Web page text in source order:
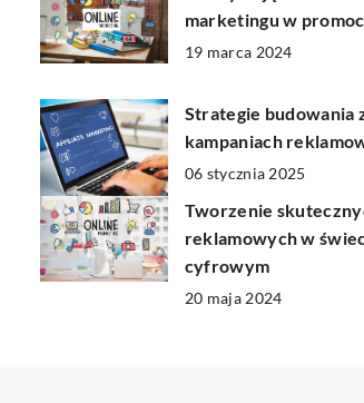
marketingu w
19 marca 2024
Strategie budowania
kampaniach
06 stycznia 2025
Tworzenie
reklamowych w
cyfrowym
20 maja 2024